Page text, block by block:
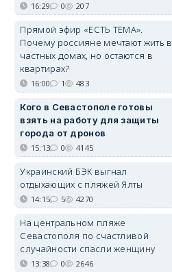
16:29 0 207
Прямой эфир «ЕСТЬ ТЕМА».
Почему россияне мечтают жить в
частных домах, но остаются в
квартирах?
16:00 1 483
Кого в Севастополе готовы
взять на работу для защиты
города от дронов
15:13 0 4145
Украинский БЭК выгнал
отдыхающих с пляжей Ялты
14:15 5 4270
На центральном пляже
Севастополя по счастливой
случайности спасли женщину
13:38 0 2646